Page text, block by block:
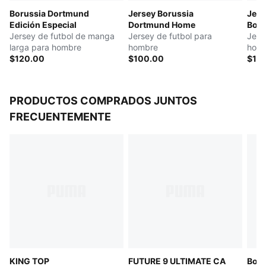
Borussia Dortmund
Edición Especial
Jersey de futbol de manga
larga para hombre
$120.00
Jersey Borussia
Dortmund Home
Jersey de futbol para
hombre
$100.00
PRODUCTOS COMPRADOS JUNTOS
FRECUENTEMENTE
KING TOP FUTURE 9 ULTIMATE CA